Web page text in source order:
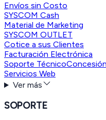
Envíos sin Costo
SYSCOM Cash
Material de Marketing
SYSCOM OUTLET
Cotice a sus Clientes
Facturación Electrónica
Soporte Técnico
Servicios Web
Ver más
SOPORTE